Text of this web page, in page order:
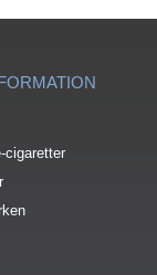
cigaretter